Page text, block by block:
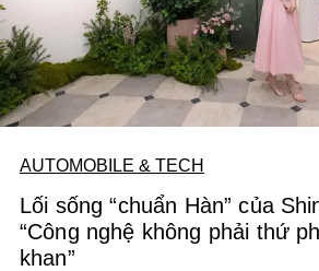
AUTOMOBILE & TECH
Lối sống “chuẩn Hàn” của
“Công nghệ không phải thứ
khan”